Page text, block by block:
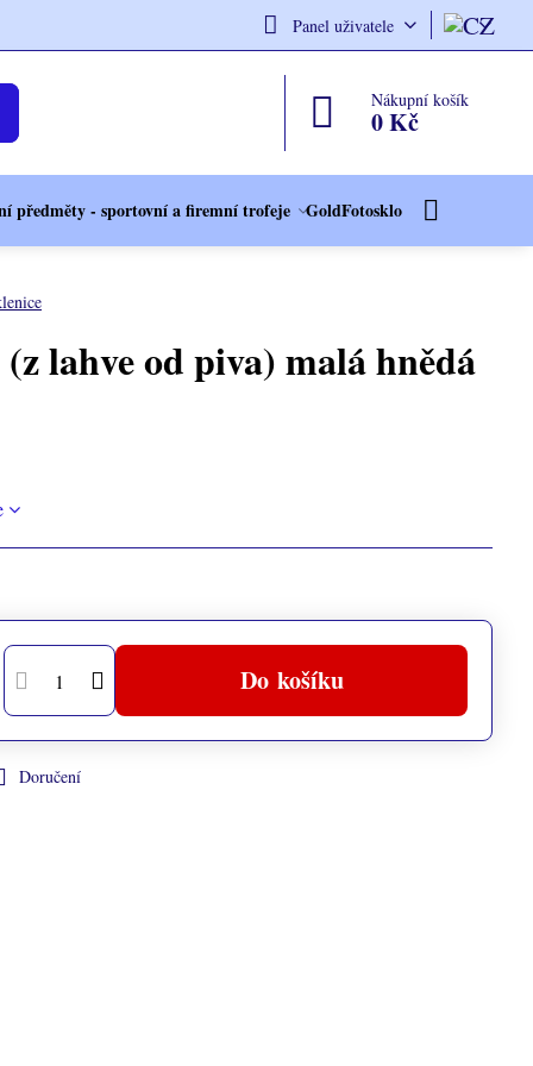
Panel uživatele
Nákupní košík
0 Kč
předměty - sportovní a firemní trofeje GoldFotosklo
lahve od piva) malá hnědá
Do košíku
Doručení